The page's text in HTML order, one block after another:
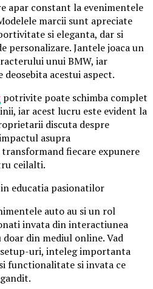
apar constant la evenimentele
marcii sunt apreciate
si eleganta, dar si
personalizare. Jantele joaca un
unui BMW, iar
acestui aspect.
potrivite poate schimba complet
iar acest lucru este evident la
discuta despre
asupra
fiecare expunere
ceilalti.
educatia pasionatilor
auto au si un rol
invata din interactiunea
din mediul online. Vad
uri, inteleg importanta
functionalitate si invata ce